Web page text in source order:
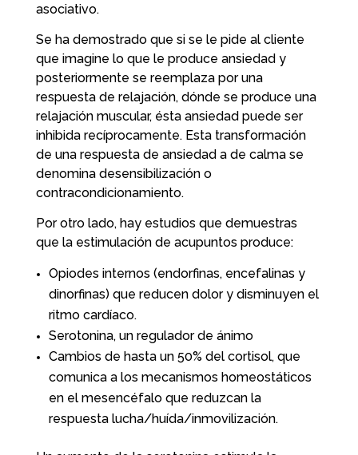
asociativo.
Se ha demostrado que si se le pide al cliente
que imagine lo que le produce ansiedad y
posteriormente se reemplaza por una
respuesta de relajación, dónde se produce una
relajación muscular, ésta ansiedad puede ser
inhibida recíprocamente. Esta transformación
de una respuesta de ansiedad a de calma se
denomina desensibilización o
contracondicionamiento.
Por otro lado, hay estudios que demuestras
que la estimulación de acupuntos produce:
Opiodes internos (endorfinas, encefalinas y
dinorfinas) que reducen dolor y disminuyen el
ritmo cardíaco.
Serotonina, un regulador de ánimo
Cambios de hasta un 50% del cortisol, que
comunica a los mecanismos homeostáticos
en el mesencéfalo que reduzcan la
respuesta lucha/huída/inmovilización.